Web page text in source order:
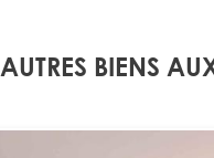
AUTRES BIENS